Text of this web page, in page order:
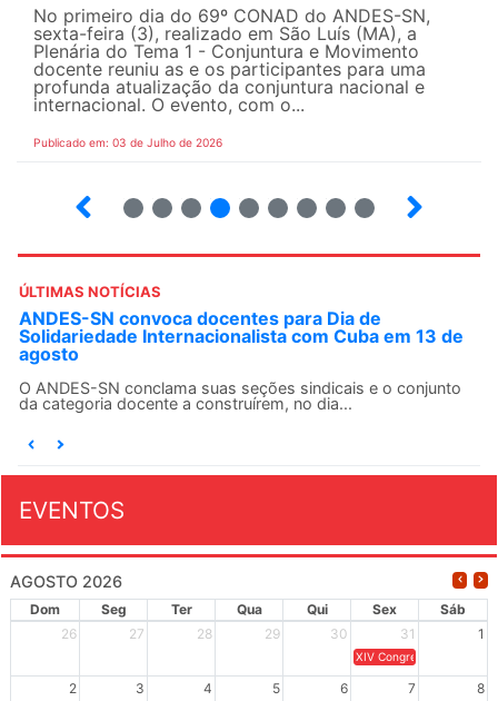
No primeiro dia do 69º CONAD do ANDES-SN,
sexta-feira (3), realizado em São Luís (MA), a
Plenária do Tema 1 - Conjuntura e Movimento
docente reuniu as e os participantes para uma
profunda atualização da conjuntura nacional e
internacional. O evento, com o...
Publicado em: 03 de Julho de 2026
ÚLTIMAS NOTÍCIAS
ANDES-SN convoca docentes para Dia de
Solidariedade Internacionalista com Cuba em 13 de
agosto
O ANDES-SN conclama suas seções sindicais e o conjunto
da categoria docente a construírem, no dia...
EVENTOS
AGOSTO 2026
Dom Seg Ter Qua Qui Sex
Sáb
26
27 28 29 30 31 1
XIV Congresso Brasileiro
2 3 4 5 6 7 8